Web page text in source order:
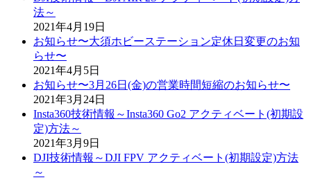
法～
2021年4月19日
お知らせ〜大須ホビーステーション定休日変更のお知
らせ〜
2021年4月5日
お知らせ〜3月26日(金)の営業時間短縮のお知らせ〜
2021年3月24日
Insta360技術情報～Insta360 Go2 アクティベート(初期設
定)方法～
2021年3月9日
DJI技術情報～DJI FPV アクティベート(初期設定)方法
～